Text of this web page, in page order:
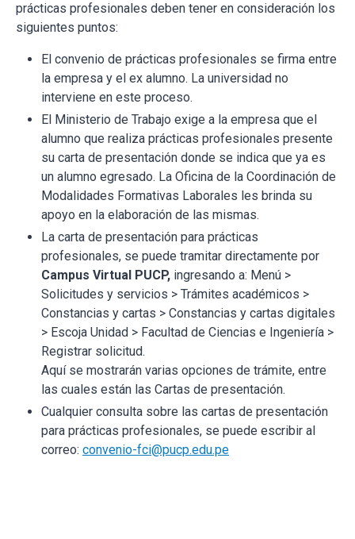
prácticas profesionales deben tener en consideración los
siguientes puntos:
El convenio de prácticas profesionales se firma entre
la empresa y el ex alumno. La universidad no
interviene en este proceso.
El Ministerio de Trabajo exige a la empresa que el
alumno que realiza prácticas profesionales presente
su carta de presentación donde se indica que ya es
un alumno egresado. La Oficina de la Coordinación de
Modalidades Formativas Laborales les brinda su
apoyo en la elaboración de las mismas.
La carta de presentación para prácticas
profesionales, se puede tramitar directamente por
Campus Virtual PUCP, ingresando a: Menú >
Solicitudes y servicios > Trámites académicos >
Constancias y cartas > Constancias y cartas digitales
> Escoja Unidad > Facultad de Ciencias e Ingeniería >
Registrar solicitud.
Aquí se mostrarán varias opciones de trámite, entre
las cuales están las Cartas de presentación.
Cualquier consulta sobre las cartas de presentación
para prácticas profesionales, se puede escribir al
correo: convenio-fci@pucp.edu.pe